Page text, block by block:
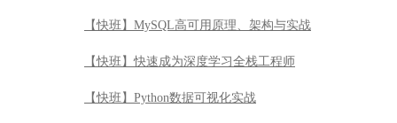
【快班】MySQL高可用原理、架构与实战
【快班】快速成为深度学习全栈工程师
【快班】Python数据可视化实战